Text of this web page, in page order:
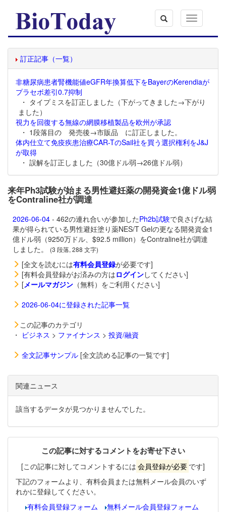
Toggle
navigation
訂正記事（一覧）
非糖尿病患者腎機能値eGFR年換算低下をBayerのKerendiaが
プラセボ差引0.7抑制
・ タイプミスを訂正しました（下がってきました→下がり
ました）
視力を回復する無線の網膜移植製品を欧州が承認
・ 1段落目の 発売後→市販品 に訂正しました。
体内仕立て免疫疾患治療CAR-TのSail社を買う選択権利をJ&J
が取得
・ 誤解を訂正しました（30億ドル弱→26億ドル弱）
来年Ph3試験が始まる男性避妊薬の開発資金1億ドル弱
をContraline社が調達
2026-06-04 - 462の連れ合いが参加したPh2b試験で良さげな結
果が得られている男性避妊塗り薬NES/T Gelの更なる開発資金1
億ドル弱（9250万ドル、$92.5 million）をContraline社が調達
しました。
(3 段落, 288 文字)
[全文を読むには有料会員登録が必要です]
[有料会員登録がお済みの方はログインしてください]
[メールマガジン （無料）をご利用ください]
2026-06-04に登録された記事一覧
この記事のカテゴリ
・ ビジネス > ファイナンス > 投資/融資
全文記事サンプル [全文読める記事の一覧です]
関連ニュース
該当するデータが見つかりませんでした。
この記事に対するコメントをお寄せ下さい
[この記事に対してコメントするには 会員登録が必要 です]
下記のフォームより、有料会員または無料メール会員のいず
れかに登録してください。
有料会員登録フォーム
無料メール会員登録フォーム